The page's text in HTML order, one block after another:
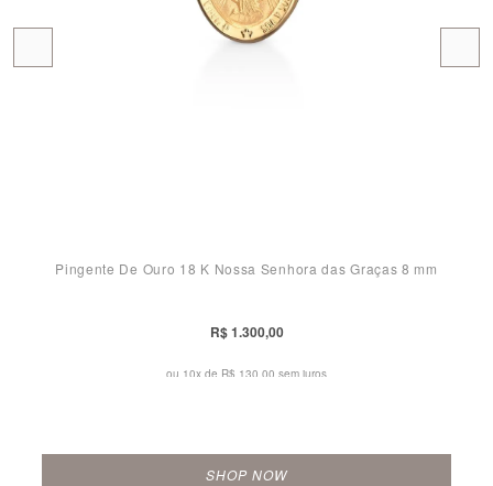
Pingente De Ouro 18 K Nossa Senhora das Graças 8 mm
R$ 1.300,00
ou 10x de R$ 130,00 sem juros
SHOP NOW